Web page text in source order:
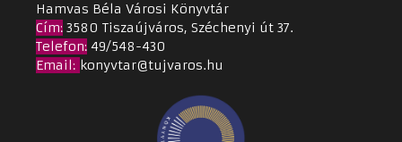
Hamvas Béla Városi Könyvtár
Cím: 3580 Tiszaújváros, Széchenyi út 37.
Telefon: 49/548-430
Email: konyvtar@tujvaros.hu